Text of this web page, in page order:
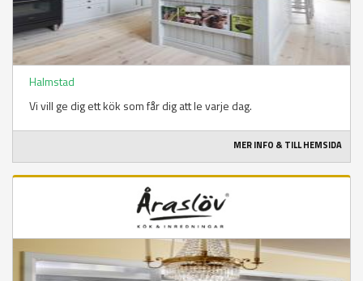
Halmstad
Vi vill ge dig ett kök som får dig att le varje dag.
MER INFO & TILL HEMSIDA